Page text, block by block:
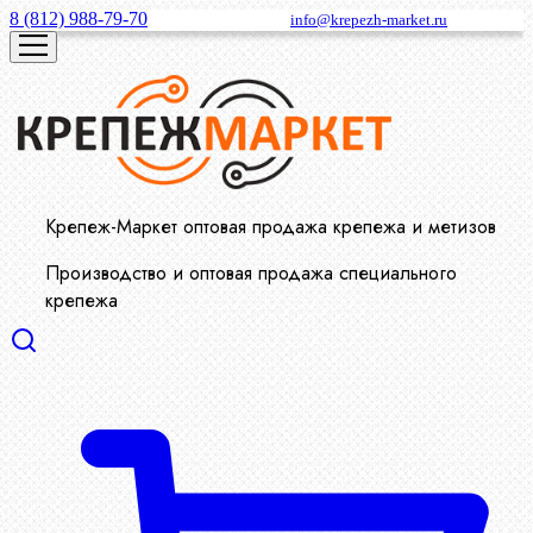
8 (812) 988-79-70 info@krepezh-market.ru
Крепеж-Маркет оптовая продажа крепежа и метизов
Производство и оптовая продажа специального
крепежа